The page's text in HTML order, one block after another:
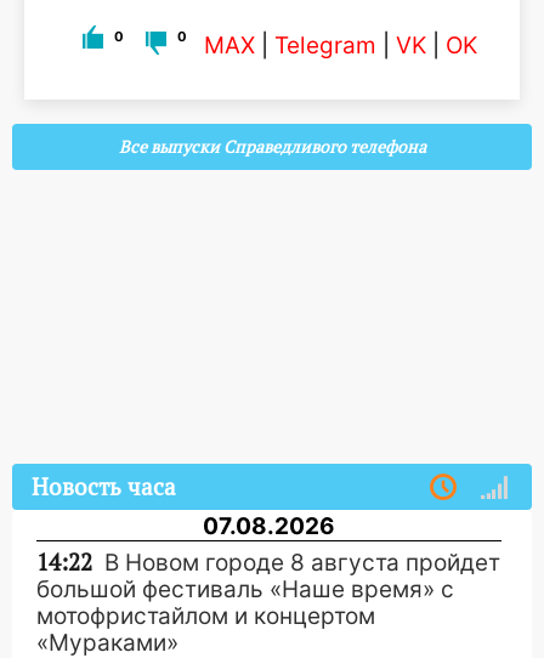
0 0 MAX Telegram VK OK
Все выпуски Справедливого телефона
Новость часа
07.08.2026
14:22 В Новом городе 8 августа пройдет
большой фестиваль «Наше время» с
мотофристайлом и концертом
«Мураками»